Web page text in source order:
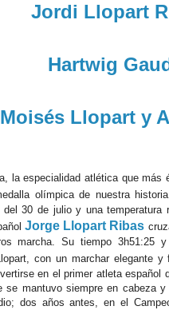
Jordi Llopart
Hartwig
Moisés Llopart y
la especialidad atlética que más
olímpica de nuestra
del 30 de julio y una
Jorge Llopart Ribas
marcha. Su tiempo 3h51:25
con un marchar elegante
en el primer atleta español
se mantuvo siempre en cabeza
dos años antes, en el